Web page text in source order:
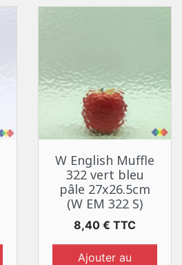
W English Muffle
322 vert bleu
pâle 27x26.5cm
(W EM 322 S)
Prix
8,40 € TTC
Ajouter au